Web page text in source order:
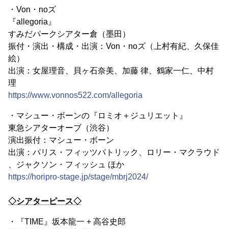
・Von・noズ
『allegoria』
すみだパークシアター倉（墨田）
振付・演出・構成・出演：Von・noズ（上村有紀、久保佳
絵）
出演：女屋理音、貝ヶ石奈美、加藤 律、鶴家一仁、中村
理
https://www.vonnos522.com/allegoria
・マシュー・ボーンの『ロミオ＋ジュリエット』
東急シアターオーブ（渋谷）
演出振付：マシュー・ボーン
出演：パリス・フィッツパトリック、ロリー・マクラウド
、ジャクソン・フィッシュ ほか
https://horipro-stage.jp/stage/mbrj2024/
◇シアターピース◇
・『TIME』坂本龍一 + 高谷史郎